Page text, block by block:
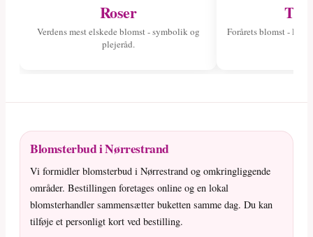
Roser
Verdens mest elskede blomst - symbolik og
plejeråd.
Forårets blomst - læs
Blomsterbud i Nørrestrand
Vi formidler blomsterbud i Nørrestrand og omkringliggende
områder. Bestillingen foretages online og en lokal
blomsterhandler sammensætter buketten samme dag. Du kan
tilføje et personligt kort ved bestilling.